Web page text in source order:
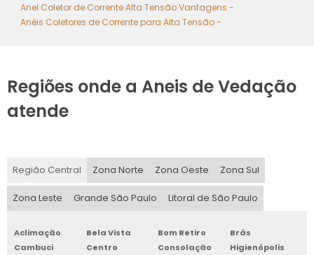
Anel Coletor de Corrente Alta Tensão Vantagens -
Anéis Coletores de Corrente para Alta Tensão -
Regiões onde a Aneis de Vedação
atende
Região Central Zona Norte Zona Oeste Zona Sul
Zona Leste Grande São Paulo Litoral de São Paulo
Aclimação Bela Vista Bom Retiro
Brás
Cambuci
Centro Consolação
Higienópolis